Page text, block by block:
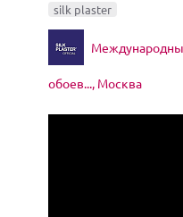
silk plaster
обоев..., Москва